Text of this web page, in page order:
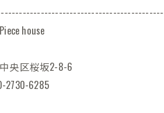
house
央区桜坂2-8-6
2730-6285